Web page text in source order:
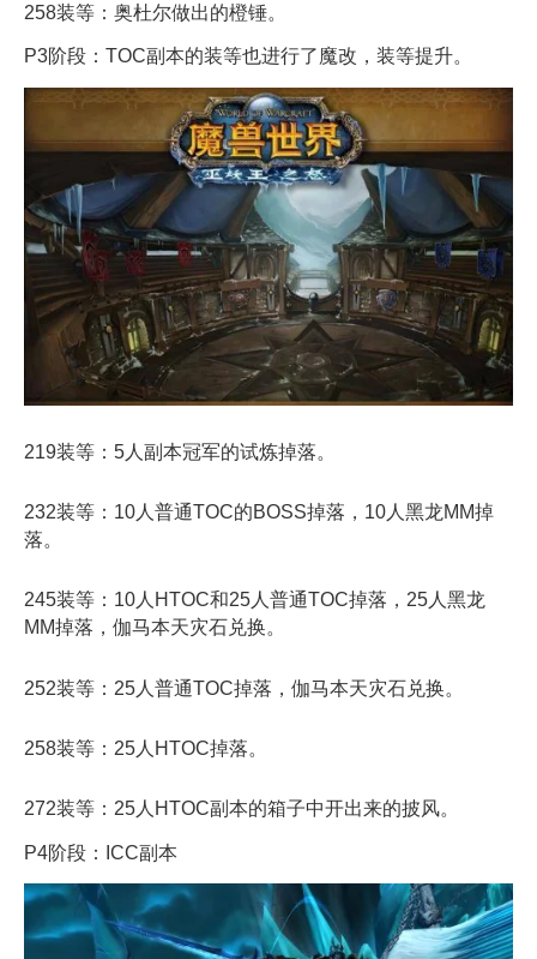
258装等：奥杜尔做出的橙锤。
P3阶段：TOC副本的装等也进行了魔改，装等提升。
219装等：5人副本冠军的试炼掉落。
232装等：10人普通TOC的BOSS掉落，10人黑龙MM掉
落。
245装等：10人HTOC和25人普通TOC掉落，25人黑龙
MM掉落，伽马本天灾石兑换。
252装等：25人普通TOC掉落，伽马本天灾石兑换。
258装等：25人HTOC掉落。
272装等：25人HTOC副本的箱子中开出来的披风。
P4阶段：ICC副本